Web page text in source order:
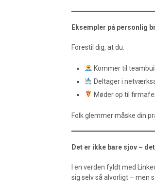
Eksempler på personlig
Forestil dig, at du:
Kommer til
Deltager i
Møder op til
Folk glemmer måske din
Det er ikke bare sjov –
I en verden fyldt med
sig selv så alvorligt – men